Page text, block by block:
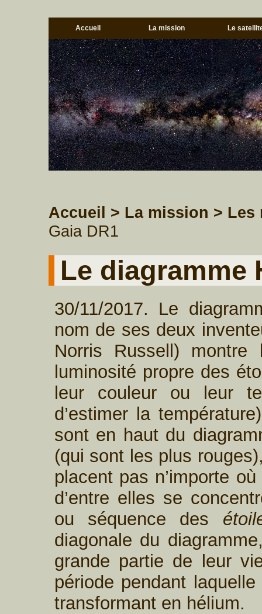
Accueil La mission Le
Accueil > La mission > Les
Gaia DR1
Le diagramme
30/11/2017. Le
nom de ses deux
Norris Russell)
luminosité propre des
leur couleur ou leur
d’estimer la
sont en haut du
(qui sont les plus
placent pas n’importe
d’entre elles se
ou séquence des
diagonale du
grande partie de leur
période pendant
transformant en hélium.